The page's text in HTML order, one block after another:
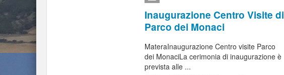
Inaugurazione Centro Visite di
Parco dei Monaci
MateraInaugurazione Centro visite Parco
dei MonaciLa cerimonia di inaugurazione è
prevista alle ...